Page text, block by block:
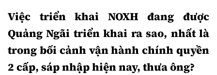
Nhà ở xã hội
Góc cư dân
Kiến trúc phong thủy
Tư vấn
Video
Việc triển khai NOXH đang được
Quảng Ngãi triển khai ra sao, nhất là
trong bối cảnh vận hành chính quyền
2 cấp, sáp nhập hiện nay, thưa ông?